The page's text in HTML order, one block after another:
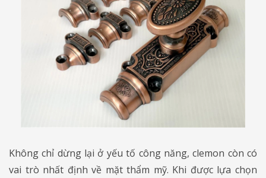
Không chỉ dừng lại ở yếu tố công năng, clemon còn có
vai trò nhất định về mặt thẩm mỹ. Khi được lựa chọn